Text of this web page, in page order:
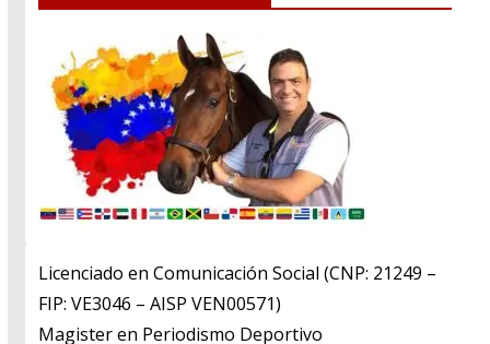
Licenciado en Comunicación Social (CNP: 21249 –
FIP: VE3046 – AISP VEN00571)
​Magister en Periodismo Deportivo